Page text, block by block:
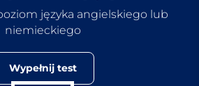
języka angielskiego lub
niemieckiego
Wypełnij test